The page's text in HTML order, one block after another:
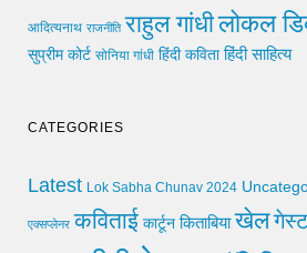
आदित्यनाथ राजनीति राहुल गांधीलोकल
सुप्रीम कोर्ट सोनिया गांधी हिंदी कविता हिंदी साहित्य
CATEGORIES
Latest Lok Sabha Chunav 2024
एक्सप्लेनर कविताई कार्टून किताबिया खेल